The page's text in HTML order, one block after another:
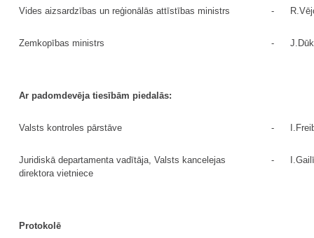
Vides aizsardzības un reģionālās attīstības ministrs -
Zemkopības ministrs -
Ar padomdevēja tiesībām piedalās:
Valsts kontroles pārstāve -
Juridiskā departamenta vadītāja, Valsts kancelejas
direktora vietniece
-
Protokolē